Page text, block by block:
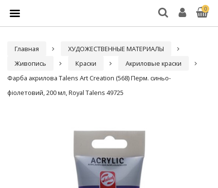
0
Главная
ХУДОЖЕСТВЕННЫЕ МАТЕРИАЛЫ
Живопись
Краски
Акриловые краски
Фарба акрилова Talens Art Creation (568) Перм. синьо-
фіолетовий, 200 мл, Royal Talens 49725